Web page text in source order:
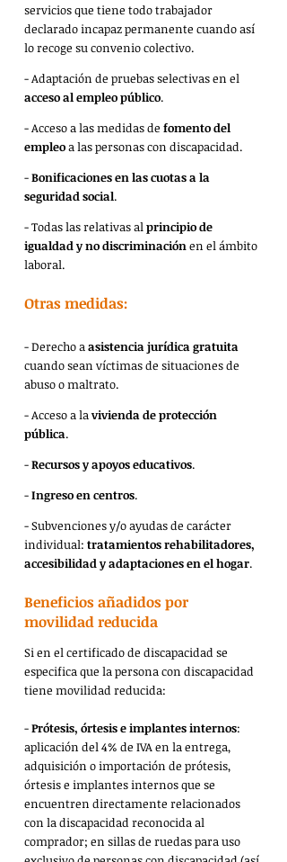
servicios que tiene todo trabajador
declarado incapaz permanente cuando así
lo recoge su convenio colectivo.
- Adaptación de pruebas selectivas en el
acceso al empleo público.
- Acceso a las medidas de fomento del
empleo a las personas con discapacidad.
- Bonificaciones en las cuotas a la
seguridad social.
- Todas las relativas al principio de
igualdad y no discriminación en el ámbito
laboral.
Otras medidas:
- Derecho a asistencia jurídica gratuita
cuando sean víctimas de situaciones de
abuso o maltrato.
- Acceso a la vivienda de protección
pública.
- Recursos y apoyos educativos.
- Ingreso en centros.
- Subvenciones y/o ayudas de carácter
individual: tratamientos rehabilitadores,
accesibilidad y adaptaciones en el hogar.
Beneficios añadidos por
movilidad reducida
Si en el certificado de discapacidad se
especifica que la persona con discapacidad
tiene movilidad reducida:
- Prótesis, órtesis e implantes internos:
aplicación del 4% de IVA en la entrega,
adquisición o importación de prótesis,
órtesis e implantes internos que se
encuentren directamente relacionados
con la discapacidad reconocida al
comprador; en sillas de ruedas para uso